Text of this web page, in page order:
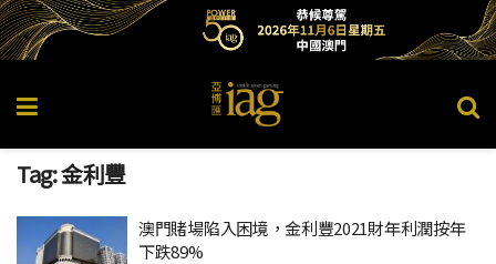
Tag:金利豐
澳門賭場陷入困境，金利豐2021財年利潤按年
下跌89%